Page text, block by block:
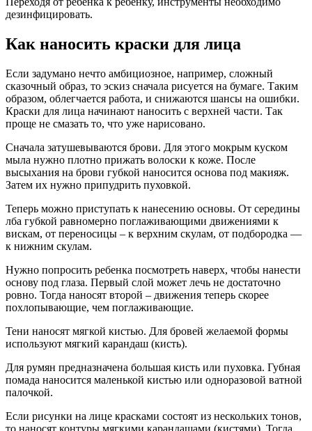
дезинфицировать.
Как наносить краски для лица
Если задумано нечто амбициозное, например, сложный
сказочный образ, то эскиз сначала рисуется на бумаге. Таким
образом, облегчается работа, и снижаются шансы на ошибки.
Краски для лица начинают наносить с верхней части. Так
проще не смазать то, что уже нарисовано.
Сначала затушевываются брови. Для этого мокрым куском
мыла нужно плотно прижать волоски к коже. После
высыхания на брови губкой наносится основа под макияж.
Затем их нужно припудрить пуховкой.
Теперь можно приступать к нанесению основы. От середины
лба губкой равномерно поглаживающими движениями к
вискам, от переносицы – к верхним скулам, от подбородка —
к нижним скулам.
Нужно попросить ребенка посмотреть наверх, чтобы нанести
основу под глаза. Первый слой может лечь не достаточно
ровно. Тогда наносят второй – движения теперь скорее
похлопывающие, чем поглаживающие.
Тени наносят мягкой кистью. Для бровей желаемой формы
используют мягкий карандаш (кисть).
Для румян предназначена большая кисть или пуховка. Губная
помада наносится маленькой кистью или одноразовой ватной
палочкой.
Если рисунки на лице красками состоят из нескольких тонов,
то наносят контуры мягкими карандашами (кистями). Тогда